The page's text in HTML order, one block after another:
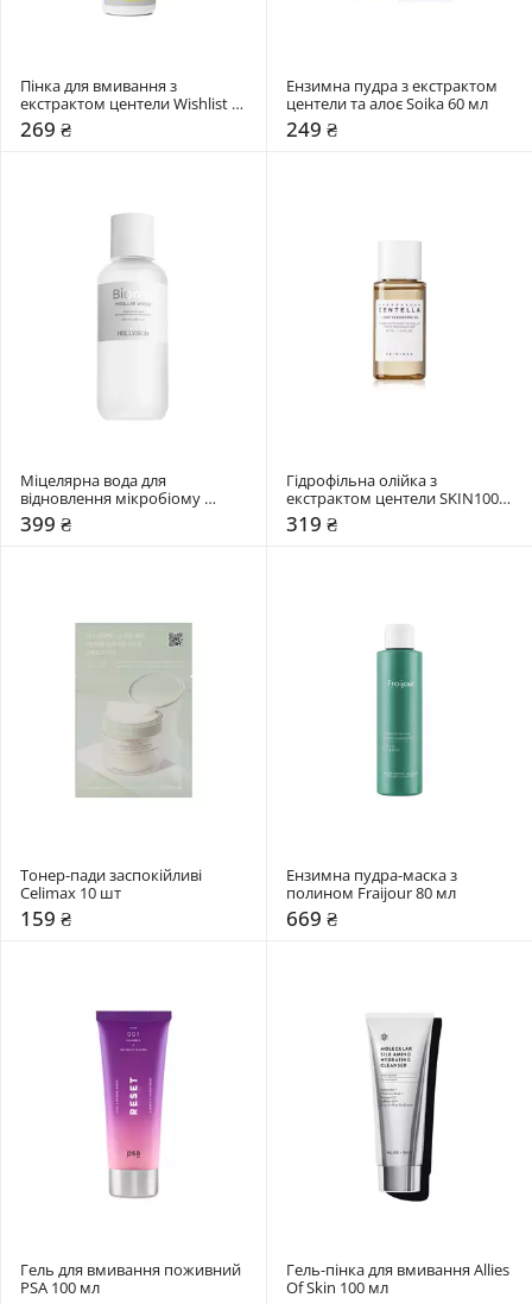
Пінка для вмивання з
екстрактом центели Wishlist
150 мл
269 ₴
Ензимна пудра з екстрактом
центели та алоє Soika 60 мл
249 ₴
Міцелярна вода для
відновлення мікробіому
Hollyskin 400 мл
399 ₴
Гідрофільна олійка з
екстрактом центели SKIN1004
30 мл
319 ₴
Тонер-пади заспокійливі
Celimax 10 шт
159 ₴
Ензимна пудра-маска з
полином Fraijour 80 мл
669 ₴
Гель для вмивання поживний
PSA 100 мл
Гель-пінка для вмивання Allies
Of Skin 100 мл